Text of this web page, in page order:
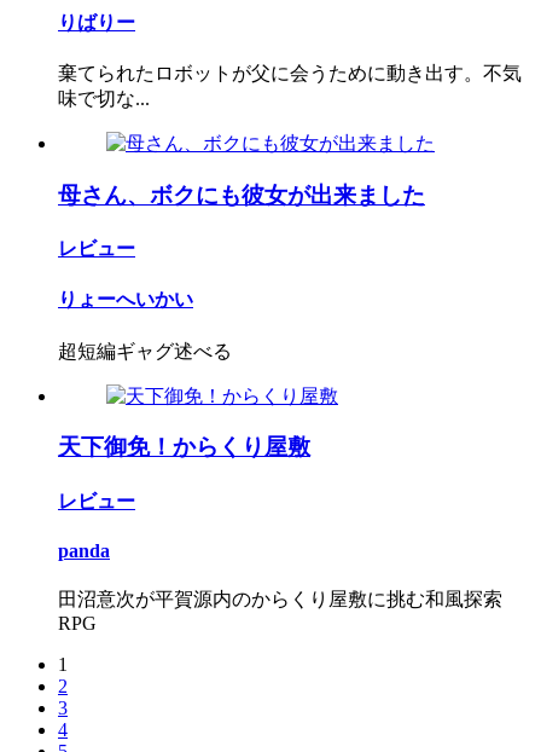
りばりー
棄てられたロボットが父に会うために動き出す。不気
味で切な...
母さん、ボクにも彼女が出来ました
レビュー
りょーへいかい
超短編ギャグ述べる
天下御免！からくり屋敷
レビュー
panda
田沼意次が平賀源内のからくり屋敷に挑む和風探索
RPG
1
2
3
4